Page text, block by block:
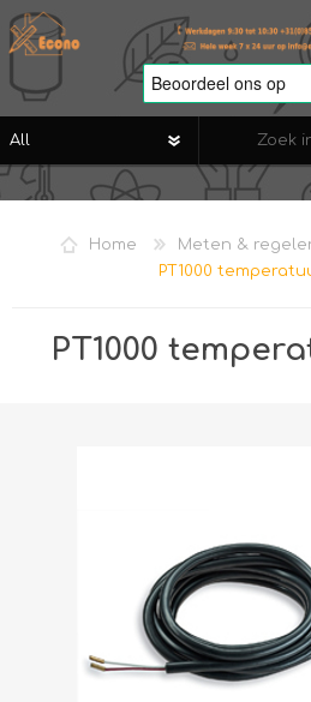
REGISTREREN
VERLANGLIJST
Home Meten &
PT1000
PT1000